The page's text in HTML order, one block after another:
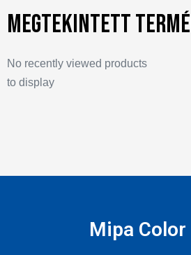
Megtekintett
No recently viewed products
to display
Mipa